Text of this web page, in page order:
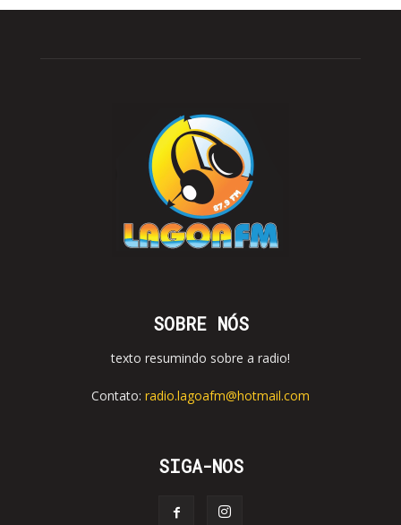
SOBRE NÓS
texto resumindo sobre a radio!
Contato: radio.lagoafm@hotmail.com
SIGA-NOS